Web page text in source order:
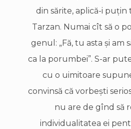
din sărite, aplică-i
Tarzan. Numai cît să o
genul: „Fă, tu asta şi am
ca la porumbei”. S-ar
cu o uimitoare
convinsă că vorbeşti
nu are de gînd să
individualitatea ei